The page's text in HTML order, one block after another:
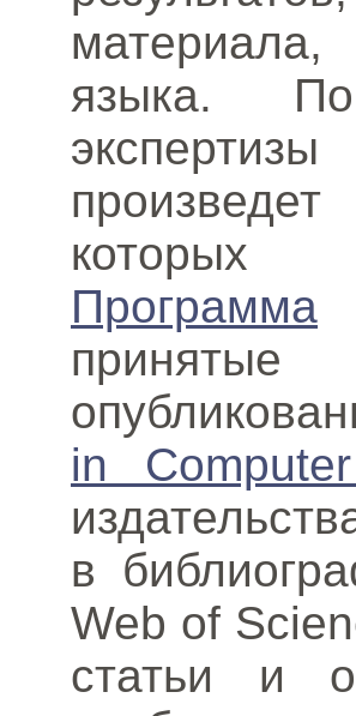
языка.
которых
Программа
принятые
in
в
Web of
статьи и